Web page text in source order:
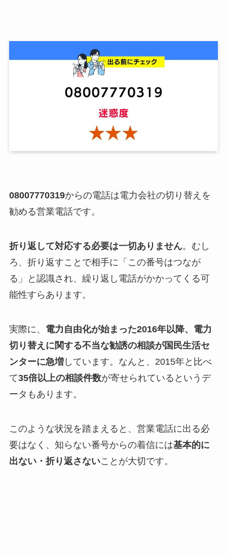
08007770319からの電話は電力会社の切り替えを
勧める営業電話です。
折り返して対応する必要は一切ありません。むし
ろ、折り返すことで相手に「この番号はつなが
る」と認識され、繰り返し電話がかかってくる可
能性すらあります。
実際に、 電力自由化が始まった2016年以降、電力
切り替えに関する不当な勧誘の相談が国民生活セ
ンターに急増しています。なんと、2015年と比べ
て35倍以上の相談件数が寄せられているというデ
ータもあります。
このような状況を踏まえると、営業電話に出る必
要はなく、知らない番号からの着信には基本的に
出ない・折り返さないことが大切です。